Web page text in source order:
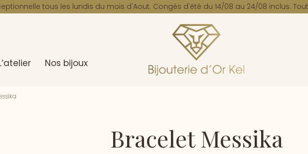
tous les lundis du mois d'Aout. Congés d'été du 14/08 au 24/08 inclus.
Nos bijoux
Bracelet Messika